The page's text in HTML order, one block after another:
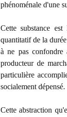
phénoménale d'une
Cette substance
quantitatif de la
à ne pas confondre
producteur de
particulière
socialement dépensé.
Cette abstraction